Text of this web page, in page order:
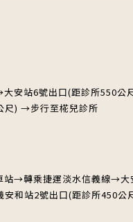
安站6號出口(距診所550公
尺) →步行至椛兒診所
→轉乘捷運淡水信義線→大
安和站2號出口(距診所450